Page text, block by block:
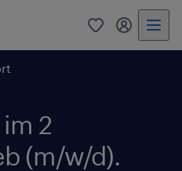
0 Mein
2
(m/w/d).